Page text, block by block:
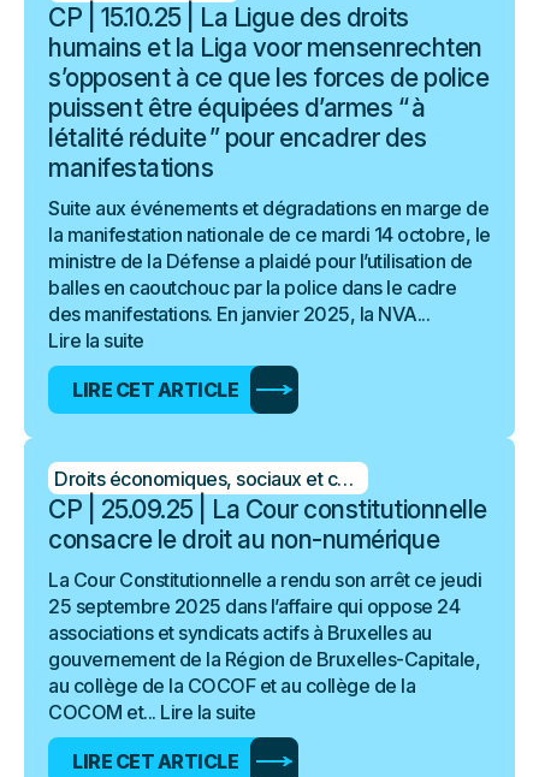
CP | 15.10.25 | La Ligue des droits
humains et la Liga voor mensenrechten
s’opposent à ce que les forces de police
puissent être équipées d’armes “ à
létalité réduite ” pour encadrer des
manifestations
Suite aux événements et dégradations en marge de
la manifestation nationale de ce mardi 14 octobre, le
ministre de la Défense a plaidé pour l’utilisation de
balles en caoutchouc par la police dans le cadre
des manifestations. En janvier 2025, la NVA...
Lire la suite
LIRE CET ARTICLE
Droits économiques, sociaux et culturels
CP | 25.09.25 | La Cour constitutionnelle
consacre le droit au non-numérique
La Cour Constitutionnelle a rendu son arrêt ce jeudi
25 septembre 2025 dans l’affaire qui oppose 24
associations et syndicats actifs à Bruxelles au
gouvernement de la Région de Bruxelles-Capitale,
au collège de la COCOF et au collège de la
COCOM et... Lire la suite
LIRE CET ARTICLE